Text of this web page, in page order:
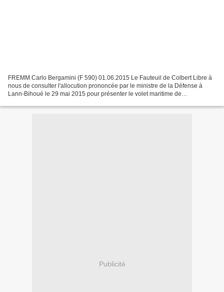
FREMM Carlo Bergamini (F 590) 01.06.2015 Le Fauteuil de Colbert Libre à
nous de consulter l'allocution prononcée par le ministre de la Défense à
Lann-Bihoué le 29 mai 2015 pour présenter le volet maritime de
Publicité